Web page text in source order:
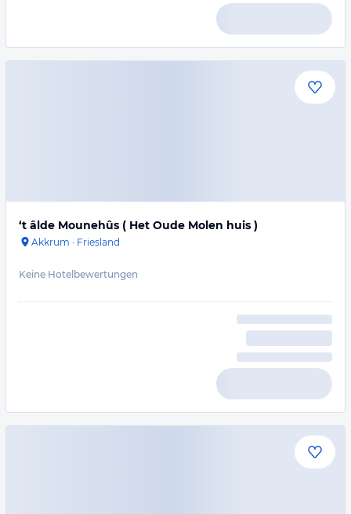
‘t âlde Mounehûs ( Het Oude Molen huis )
Akkrum · Friesland
Keine Hotelbewertungen